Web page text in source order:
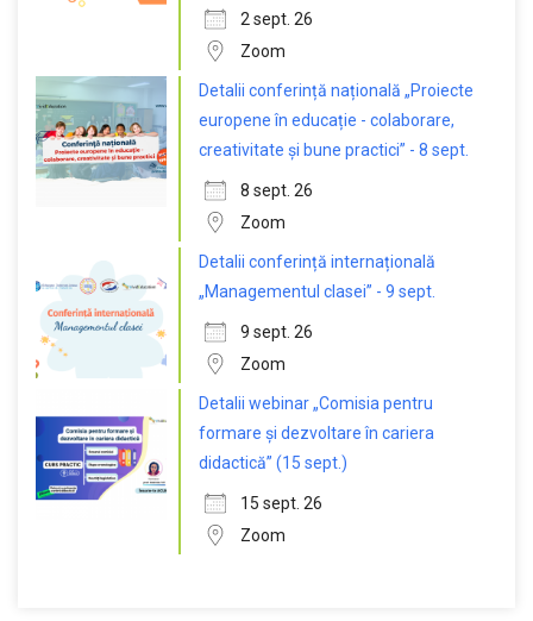
2 sept. 26
Zoom
Detalii conferință națională „Proiecte
europene în educație - colaborare,
creativitate și bune practici” - 8 sept.
8 sept. 26
Zoom
Detalii conferință internațională
„Managementul clasei” - 9 sept.
9 sept. 26
Zoom
Detalii webinar „Comisia pentru
formare și dezvoltare în cariera
didactică” (15 sept.)
15 sept. 26
Zoom